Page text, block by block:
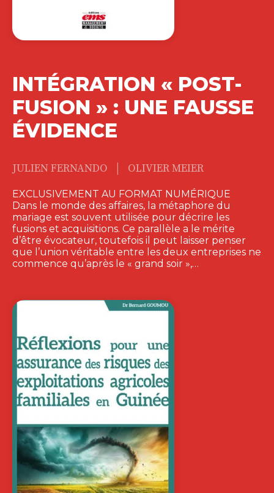
INTÉGRATION « POST-
FUSION » : UNE FAUSSE
ÉVIDENCE
JULIEN FERNANDO | OLIVIER MEIER
EXCLUSIVEMENT AU FORMAT NUMÉRIQUE
Dans le monde des affaires, la métaphore du
mariage est souvent utilisée pour décrire les
fusions et acquisitions. Ce parallèle a le mérite
d’être évocateur, toutefois il peut laisser penser
que l’union véritable entre les deux entreprises ne
commence qu’après le « grand soir »,…